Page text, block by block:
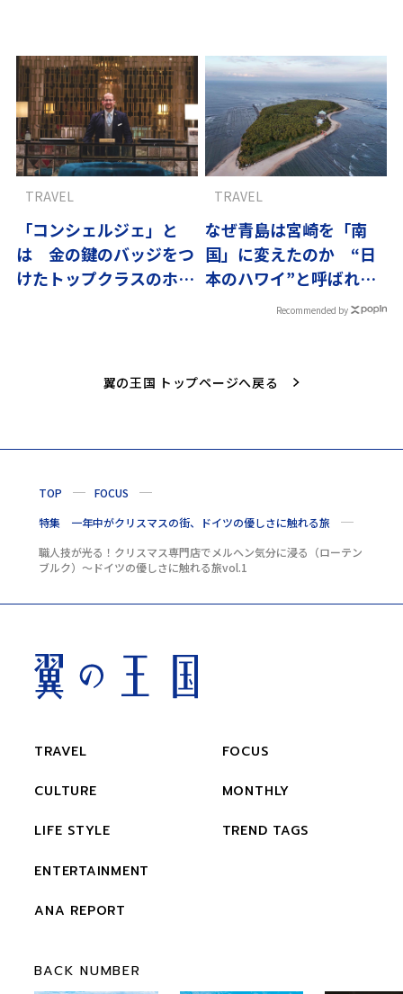
「コンシェルジェ」と
は 金の鍵のバッジをつ
けたトップクラスのホテ
TRAVEL
なぜ青島は宮崎を「南
国」に変えたのか “日
本のハワイ”と呼ばれる
TRAVEL
Recommended by
翼の王国 トップページへ戻る
TOP
FOCUS
特集 一年中がクリスマスの街、ドイツの優しさに触れる旅
職人技が光る！クリスマス専門店でメルヘン気分に浸る（ローテン
ブルク）〜ドイツの優しさに触れる旅vol.1
TRAVEL
CULTURE
LIFE STYLE
ENTERTAINMENT
ANA REPORT
FOCUS
MONTHLY
TREND TAGS
BACK NUMBER